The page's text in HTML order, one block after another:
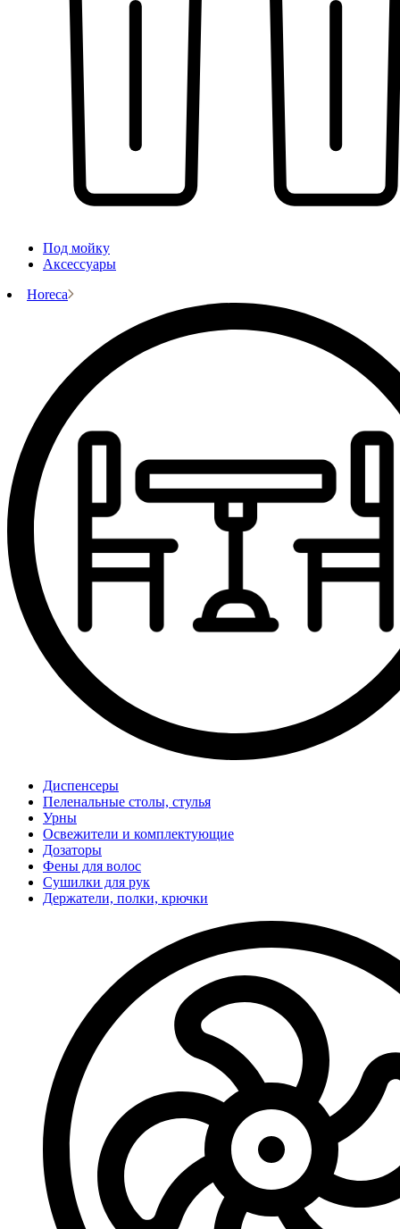
Под мойку
Аксессуары
Horeca
Диспенсеры
Пеленальные столы, стулья
Урны
Освежители и комплектующие
Дозаторы
Фены для волос
Сушилки для рук
Держатели, полки, крючки